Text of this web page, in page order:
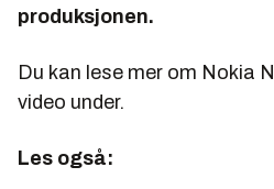
produksjonen.
Du kan lese mer om Nokia
video under.
Les også: